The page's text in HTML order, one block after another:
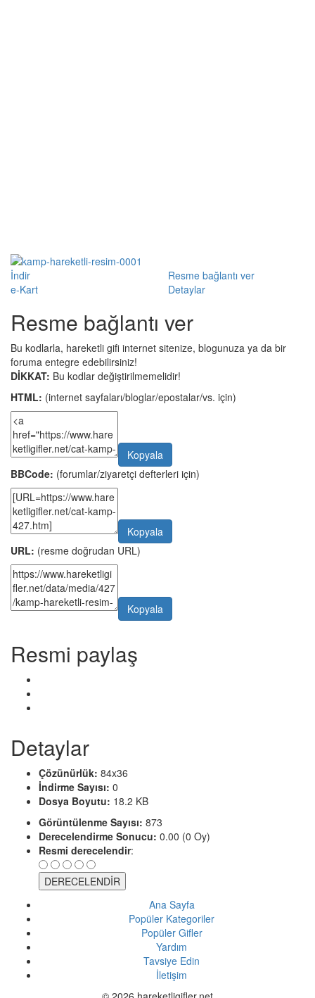
İndir
Resme bağlantı ver
e-Kart
Detaylar
Resme bağlantı ver
Bu kodlarla, hareketli gifi internet sitenize, blogunuza ya da bir
foruma entegre edebilirsiniz!
DİKKAT: Bu kodlar değiştirilmemelidir!
HTML: (internet sayfaları/bloglar/epostalar/vs. için)
Kopyala
BBCode: (forumlar/ziyaretçi defterleri için)
Kopyala
URL: (resme doğrudan URL)
Kopyala
Resmi paylaş
Detaylar
Çözünürlük: 84x36
İndirme Sayısı: 0
Dosya Boyutu: 18.2 KB
Görüntülenme Sayısı: 873
Derecelendirme Sonucu: 0.00 (0 Oy)
Resmi derecelendir:
Ana Sayfa
Popüler Kategoriler
Popüler Gifler
Yardım
Tavsiye Edin
İletişim